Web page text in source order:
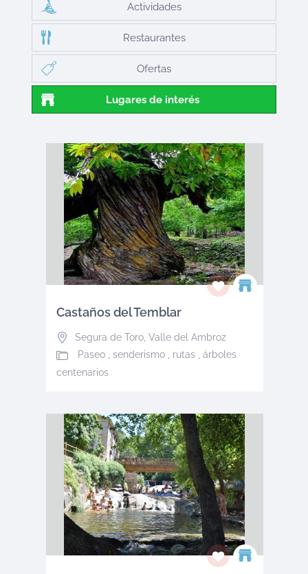
Actividades
Restaurantes
Ofertas
Lugares de interés
Castaños del Temblar
Segura de Toro, Valle del Ambroz
Paseo , senderismo , rutas , árboles
centenarios